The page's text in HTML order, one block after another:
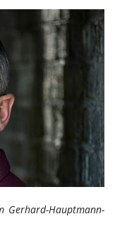
Gerhard-Hauptmann-